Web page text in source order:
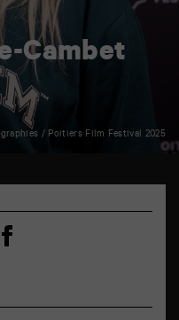
Cambet
/ Poitiers Film Festival 2025
Partager
sur